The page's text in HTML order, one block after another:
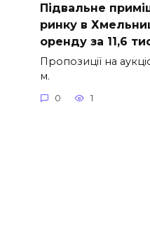
Підвальне
ринку в
оренду за 11,6
Пропозиції на
м.
0 1